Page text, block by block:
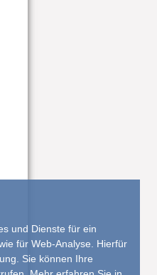
und Dienste für ein
für Web-Analyse. Hierfür
Sie können Ihre